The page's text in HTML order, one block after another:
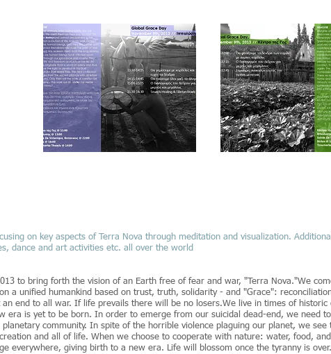
on key aspects of Terra Nova through meditation and visualization.
dance and art activities etc. all over the world
to bring forth the vision of an Earth free of fear and war, "Terra Nova."We
a unified humankind based on trust, truth, solidarity - and "Grace":
end to all war. If life prevails there will be no losers.We live in times of historic
era is yet to be born. In order to emerge from our suicidal dead-end, we need
community. In spite of the horrible violence plaguing our planet, we see
and all of life. When we choose to cooperate with nature: water, food,
everywhere, giving birth to a new era. Life will blossom once the tyranny is